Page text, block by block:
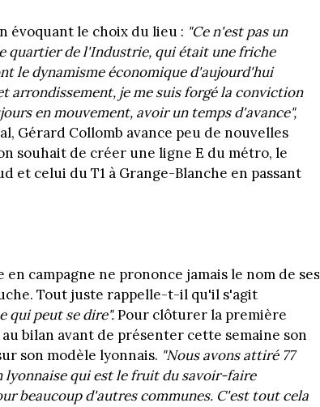
évoquant le choix du lieu : "Ce n'est pas un
quartier de l'Industrie, qui était une friche
le dynamisme économique d'aujourd'hui
je me suis forgé la conviction
en mouvement, avoir un temps d'avance",
Gérard Collomb avance peu de nouvelles
souhait de créer une ligne E du métro, le
et celui du T1 à Grange-Blanche en passant
campagne ne prononce jamais le nom de ses
Tout juste rappelle-t-il qu'il s'agit
qui peut se dire".Pour clôturer la première
bilan avant de présenter cette semaine son
son modèle lyonnais. "Nous avons attiré 77
qui est le fruit du savoir-faire
beaucoup d'autres communes. C'est tout cela